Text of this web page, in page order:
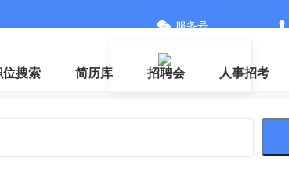
微信
服务号
位搜索 简历库 招聘会 人事招考